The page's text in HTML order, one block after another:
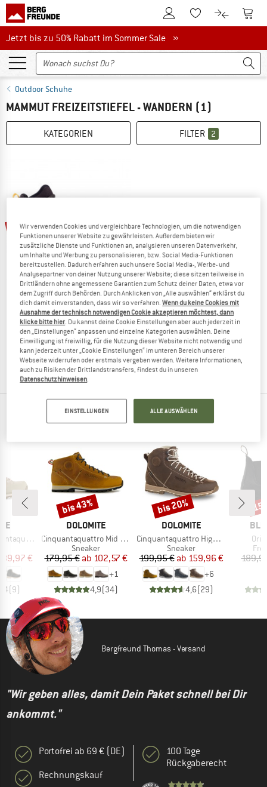
Zum KundenkontoZum Merkzettel.
Zum Zum
Jetzt bis zu 50% Rabatt im Sommer Sale
Jetzt bis zu 50% Rabatt im Sommer Sale »
Outdoor Schuhe
MAMMUT FREIZEITSTIEFEL - WANDERN (1)
KATEGORIEN FILTER 2
43%
MAMMUT
Saentis Pro Waterproof
Freizeitstiefel
189,95 €108,27 €
4,0(20)
TOP PRODUKTE DEINER LIEBLINGSMARKEN
Evo GTX
Preis
€
(9)
MARKE
DOLOMITE
Artikel
Cinquantaquattro Mid Full Grain Leather Evo
Produktgruppe
Sneaker
Preis
179,95 € reduzierter Preis
ab 102,57 €
+1
4,9(34)
Rabatt
bis 43%
MARKE
DOLOMITE
Artikel
Cinquantaquattro High Full Grain Leather Evo GTX
Produktgruppe
Sneaker
Preis
199,95 € reduzierter Preis
ab 159,96 €
+6
4,6(29)
Rabatt
bis 20%
Bergfreund Thomas - Versand
"Wir geben alles, damit Dein Paket schnell bei Dir
ankommt."
Portofrei ab 69 € (DE)
Rechnungskauf
100 Tage
Rückgaberecht
Wir verwenden Cookies und vergleichbare Technologien, um die notwendigen
Funktionen unserer Website zu gewährleisten. Außerdem bieten wir
zusätzliche Dienste und Funktionen an, analysieren unseren Datenverkehr,
um Inhalte und Werbung zu personalisieren, bzw. Social Media-Funktionen
bereitzustellen. Dadurch erfahren auch unsere Social Media-, Werbe- und
Analysepartner von deiner Nutzung unserer Website; diese sitzen teilweise in
Drittländern ohne angemessene Garantien zum Schutz deiner Daten, etwa vor
dem Zugriff durch Behörden. Durch Anklicken von „Alle auswählen“ erklärst du
dich damit einverstanden, dass wir so verfahren.Wenn du keine Cookies mit
Ausnahme der technisch notwendigen Cookie akzeptieren möchtest, dann
klicke bitte hier . Du kannst deine Cookie Einstellungen aber auch jederzeit in
den „Einstellungen“ anpassen und einzelne Kategorien auswählen. Deine
Einwilligung ist freiwillig, für die Nutzung dieser Website nicht notwendig und
kann jederzeit unter „Cookie Einstellungen“ im unteren Bereich unserer
Webseite widerrufen oder erstmals vergeben werden. Weitere Informationen,
auch zu Risiken der Drittlandstransfers, findest du in unseren
Datenschutzhinweisen
EINSTELLUNGEN ALLE AUSWÄHLEN